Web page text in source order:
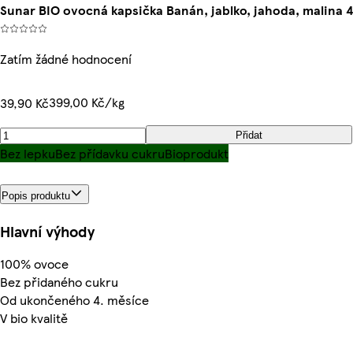
Sunar BIO ovocná kapsička Banán, jablko, jahoda, malina
Zatím žádné hodnocení
39,90 Kč399,00 Kč/kg
Přidat
Bez lepkuBez přídavku cukruBioprodukt
Popis produktu
Hlavní výhody
100% ovoce
Bez přidaného cukru
Od ukončeného 4. měsíce
V bio kvalitě